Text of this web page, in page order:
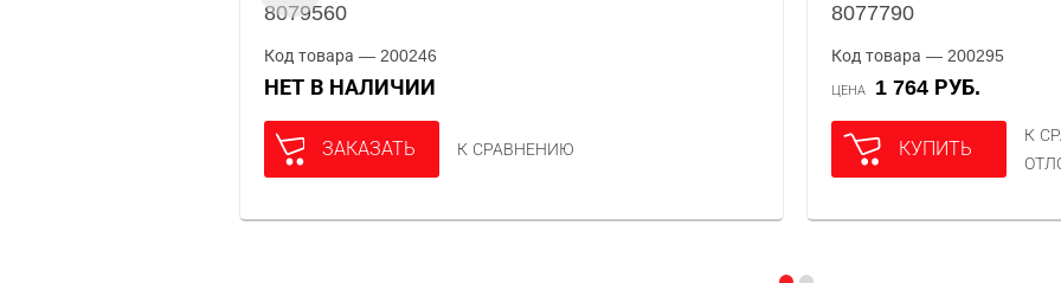
8079560
Код товара — 200246
НЕТ В НАЛИЧИИ
ЗАКАЗАТЬ К СРАВНЕНИЮ
8077790
Код товара — 200295
ЦЕНА 1 764 РУБ.
КУПИТЬ
К